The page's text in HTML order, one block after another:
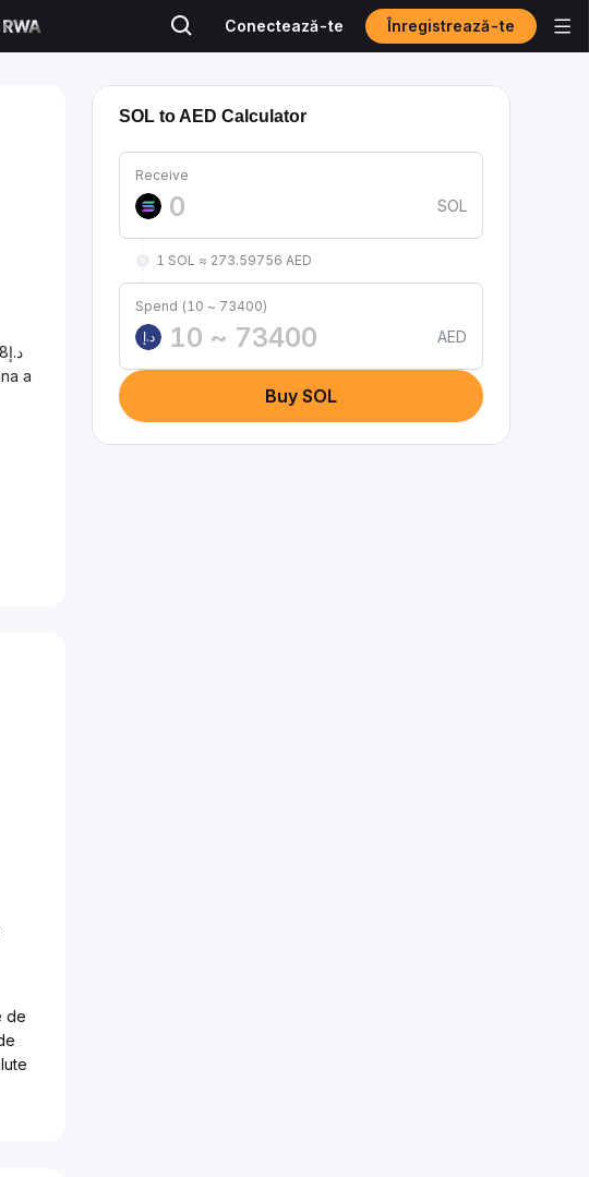
Conectează-te Înregistrează-te
a
de
SOL to AED Calculator
Receive
SOL
1 SOL ≈ 273.59756 AED
Spend (10 ~ 73400)
د.إ
AED
Buy SOL